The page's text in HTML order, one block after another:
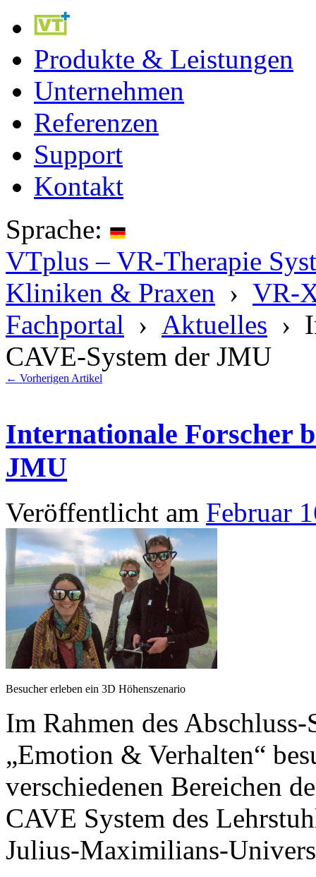
Produkte & Leistungen
Unternehmen
Referenzen
Support
Kontakt
Sprache:
VTplus – VR-Therapie
Kliniken & Praxen › VR-
Fachportal › Aktuelles ›
CAVE-System der JMU
← Vorherigen Artikel
Internationale Forscher
JMU
Veröffentlicht am Februar
Besucher erleben ein 3D Höhenszenario
Im Rahmen des
„Emotion & Verhalten“
verschiedenen Bereichen
CAVE System des
Julius-Maximilians-